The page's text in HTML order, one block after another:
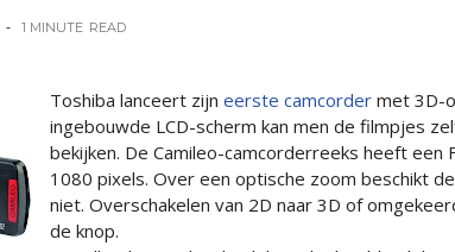
1 MINUTE READ
Toshiba lanceert zijn eerste camcorder met 3D-
ingebouwde LCD-scherm kan men de filmpjes
bekijken. De Camileo-camcorderreeks heeft een
1080 pixels. Over een optische zoom beschikt
niet. Overschakelen van 2D naar 3D of
de knop.